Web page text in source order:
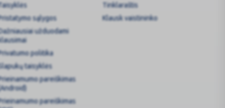
Taisyklės
sąlygos
užduodami
politika
taisyklės
pareiškimas
pareiškimas
Tinklaraštis
Klausk vaistininko